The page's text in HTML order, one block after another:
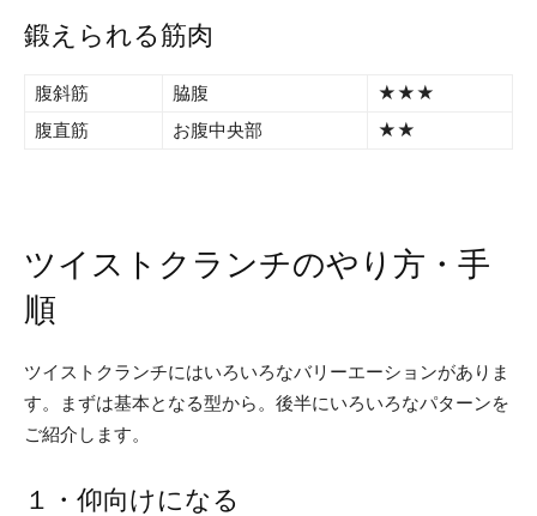
鍛えられる筋肉
腹斜筋 脇腹
★★★
腹直筋
お腹中央部 ★★
ツイストクランチのやり方・手
順
ツイストクランチにはいろいろなバリーエーションがありま
す。まずは基本となる型から。後半にいろいろなパターンを
ご紹介します。
１・仰向けになる